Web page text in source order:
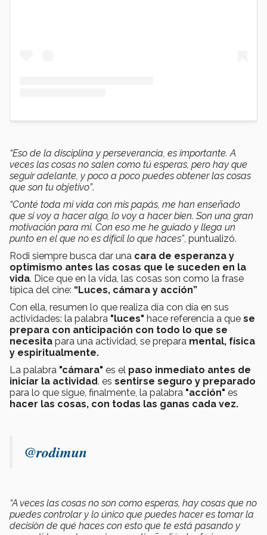
“Eso de la disciplina y perseverancia, es importante. A
veces las cosas no salen como tú esperas, pero hay que
seguir adelante, y poco a poco puedes obtener las cosas
que son tu objetivo”.
“Conté toda mi vida con mis papás, me han enseñado
que si voy a hacer algo, lo voy a hacer bien. Son una gran
motivación para mi. Con eso me he guiado y llega un
punto en el que no es difícil lo que haces”, puntualizó.
Rodi siempre busca dar una cara de esperanza y
optimismo antes las cosas que le suceden en la
vida. Dice que en la vida, las cosas son como la frase
típica del cine: “Luces, cámara y acción”
Con ella, resumen lo que realiza día con día en sus
actividades: la palabra "luces" hace referencia a que se
prepara con anticipación con todo lo que se
necesita para una actividad, se prepara mental, física
y espiritualmente.
La palabra "cámara" es el paso inmediato antes de
iniciar la actividad. es sentirse seguro y preparado
para lo que sigue, finalmente, la palabra "acción" es
hacer las cosas, con todas las ganas cada vez.
@rodimun
“A veces las cosas no son como esperas, hay cosas que no
puedes controlar y lo único que puedes hacer es tomar la
decisiòn de qué haces con esto que te está pasando y